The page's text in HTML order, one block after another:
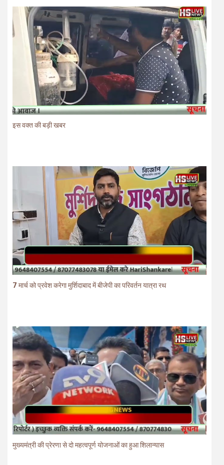
इस वक्त की बड़ी खबर
7 मार्च को प्रवेश करेगा मुर्शिदाबाद में बीजेपी का परिवर्तन यात्रा रथ
मुख्यमंत्री की प्रेरणा से दो महत्वपूर्ण योजनाओं का हुआ शिलान्यास